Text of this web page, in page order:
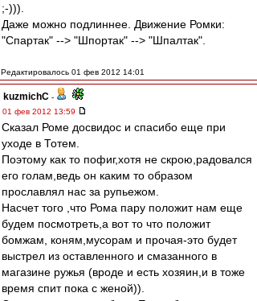
;-))).
Даже можно подлиннее. Движение Ромки:
"Спартак" --> "Шпортак" --> "Шпалтак".
Редактировалось 01 фев 2012 14:01
kuzmichC -
01 фев 2012 13:59
Сказал Роме досвидос и спасибо еще при
уходе в Тотем.
Поэтому как то пофиг,хотя не скрою,радовался
его голам,ведь он каким то образом
прославлял нас за рупьежом.
Насчет того ,что Рома пару положит нам еще
будем посмотреть,а вот то что положит
бомжам, коням,мусорам и прочая-это будет
выстрел из оставленного и смазанного в
магазине ружья (вроде и есть хозяин,и в тоже
время спит пока с женой)).